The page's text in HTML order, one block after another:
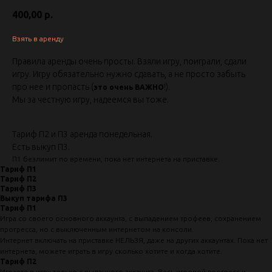
400,00 р.
Взять в аренду
Правила аренды очень просты. Взяли игру, поиграли, сдали
игру. Игру обязательно нужно сдавать, а не просто забыть
про нее и пропасть (это очень ВАЖНО!).
Мы за честную игру, надеемся вы тоже.
Тариф П2 и П3 аренда понедельная.
Есть выкуп П3.
П1 безлимит по времени, пока нет интернета на приставке.
Тариф П1
Тариф П2
Тариф П3
Выкуп тарифа П3
Тариф П1
Игра со своего основного аккаунта, с выпадением трофеев, сохранением
прогресса, но с выключенным интернетом на консоли.
Интернет включать на приставке НЕЛЬЗЯ, даже на других аккаунтах. Пока нет
интернета, можете играть в игру сколько хотите и когда хотите.
Тариф П2